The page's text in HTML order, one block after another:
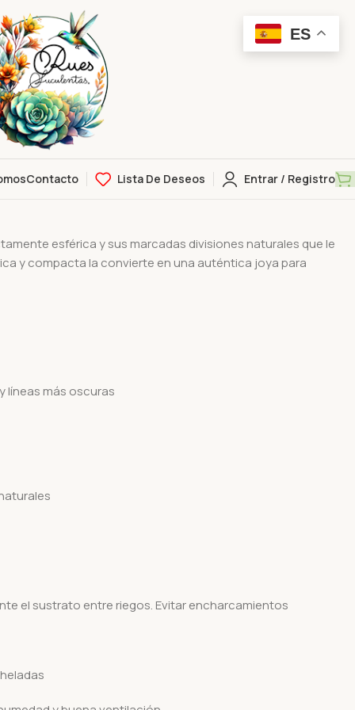
Contacto Lista De Deseos Entrar / Registro
esférica y sus marcadas divisiones naturales que le
y compacta la convierte en una auténtica joya para
líneas más oscuras
el sustrato entre riegos. Evitar encharcamientos
ES